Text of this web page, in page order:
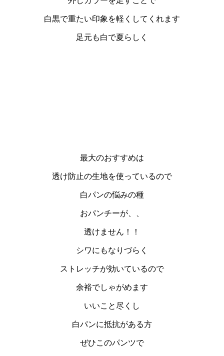
白黒で重たい印象を軽くしてくれます
足元も白で夏らしく
最大のおすすめは
透け防止の生地を使っているので
白パンの悩みの種
おパンチーが、、
透けません！！
シワにもなりづらく
ストレッチが効いているので
余裕でしゃがめます
いいこと尽くし
白パンに抵抗がある方
ぜひこのパンツで